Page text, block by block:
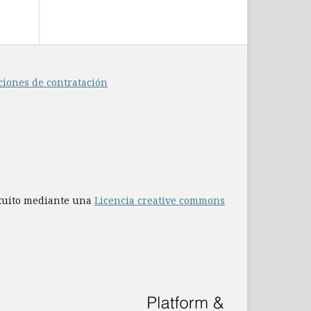
de contratación
mediante una Licencia creative commons